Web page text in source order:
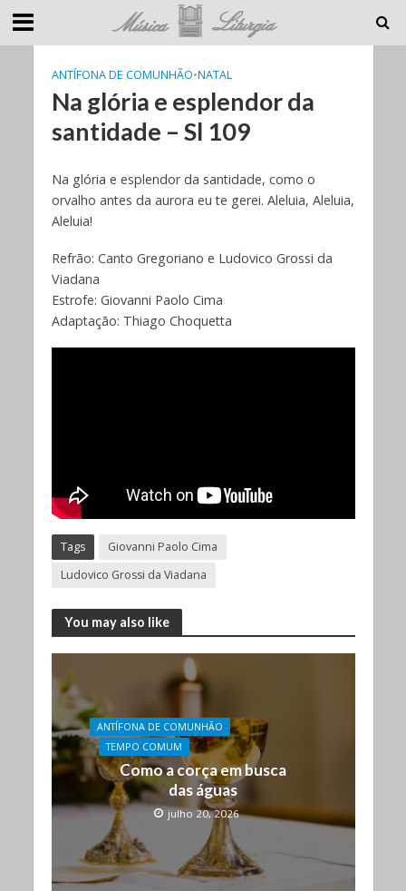
ANTÍFONA DE COMUNHÃO•NATAL
Na glória e esplendor da
santidade – Sl 109
Na glória e esplendor da santidade, como o
orvalho antes da aurora eu te gerei. Aleluia, Aleluia,
Aleluia!
Refrão: Canto Gregoriano e Ludovico Grossi da
Viadana
Estrofe: Giovanni Paolo Cima
Adaptação: Thiago Choquetta
Tags
Giovanni Paolo Cima
Ludovico Grossi da Viadana
You may also like
ANTÍFONA DE COMUNHÃO
TEMPO COMUM
Como a corça em busca
das águas
julho 20, 2026